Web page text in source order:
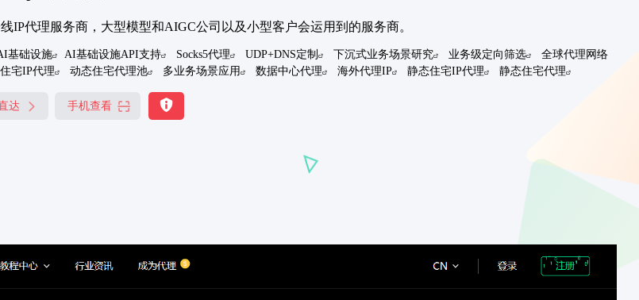
IP代理服务商，大型模型和AIGC公司以及小型客户会运用到的服务商。
基础设施 AI基础设施API支持 Socks5代理 UDP+DNS定制 下沉式业务场景研究 业务级定向筛选
全球代理网络
宅IP代理
动态住宅代理池 多业务场景应用 数据中心代理 海外代理IP 静态住宅IP代理 静态住宅代理
达 手机查看